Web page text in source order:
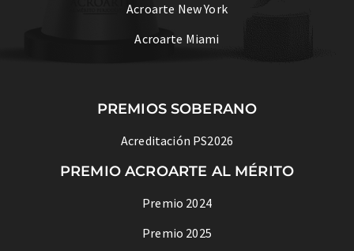
Acroarte New York
Acroarte Miami
PREMIOS SOBERANO
Acreditación PS2026
PREMIO ACROARTE AL MÉRITO
Premio 2024
Premio 2025